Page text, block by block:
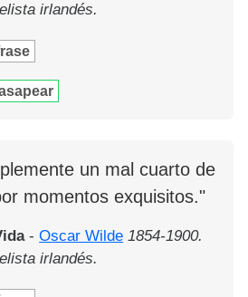
irlandés.
un mal cuarto de
momentos exquisitos."
-Oscar Wilde 1854-1900.
irlandés.